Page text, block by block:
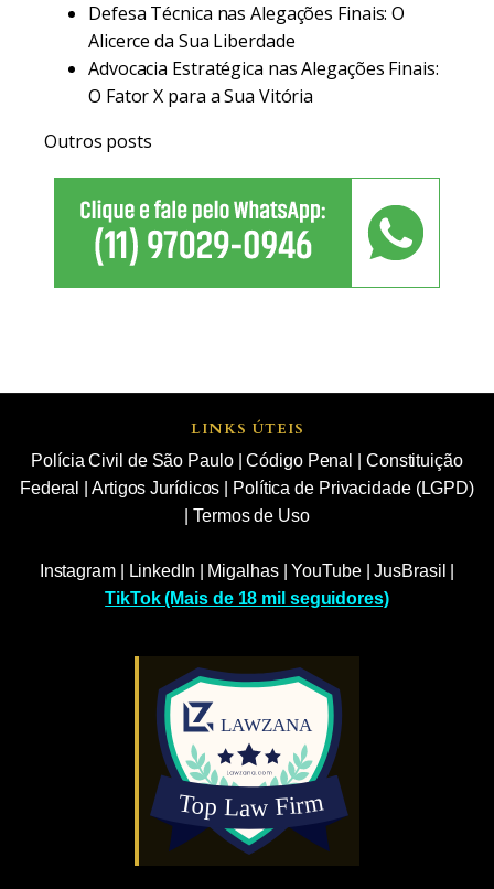
Defesa Técnica nas Alegações Finais: O
Alicerce da Sua Liberdade
Advocacia Estratégica nas Alegações Finais:
O Fator X para a Sua Vitória
Outros posts
LINKS ÚTEIS
Polícia Civil de São Paulo|Código Penal
Constituição
Federal
Artigos Jurídicos
Política de Privacidade (LGPD)
|Termos de Uso
Instagram| LinkedIn Migalhas|YouTube|JusBrasil
TikTok (Mais de 18 mil seguidores)